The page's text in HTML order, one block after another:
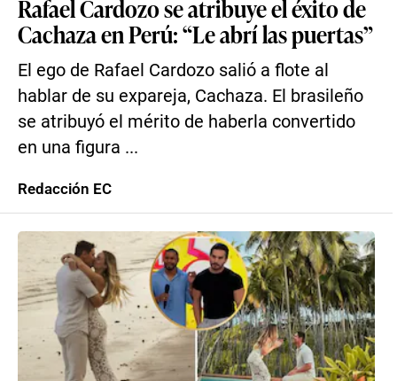
Rafael Cardozo se atribuye el éxito de
Cachaza en Perú: “Le abrí las puertas”
El ego de Rafael Cardozo salió a flote al
hablar de su expareja, Cachaza. El brasileño
se atribuyó el mérito de haberla convertido
en una figura ...
Redacción EC